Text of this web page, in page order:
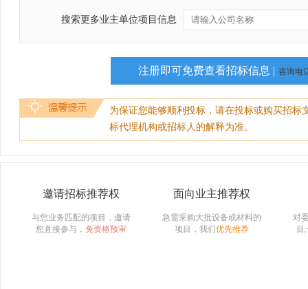
搜索更多业主单位项目信息
注册即可免费查看招标信息 | 咨询电
为保证您能够顺利投标，请在投标或购买招
标代理机构或招标人的解释为准。
邀请招标推荐权
与您业务匹配的项目，邀请
您直接参与， 免资格预审
面向业主推荐权
急需采购大批设备或材料的
项目，我们优先推荐
对
目